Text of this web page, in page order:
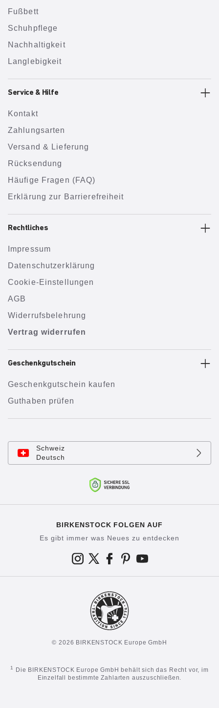
Fußbett
Schuhpflege
Nachhaltigkeit
Langlebigkeit
Service & Hilfe
Kontakt
Zahlungsarten
Versand & Lieferung
Rücksendung
Häufige Fragen (FAQ)
Erklärung zur Barrierefreiheit
Rechtliches
Impressum
Datenschutzerklärung
Cookie-Einstellungen
AGB
Widerrufsbelehrung
Vertrag widerrufen
Geschenkgutschein
Geschenkgutschein kaufen
Guthaben prüfen
Schweiz
Deutsch
BIRKENSTOCK FOLGEN AUF
Es gibt immer was Neues zu entdecken
© 2026 BIRKENSTOCK Europe GmbH
1
Die BIRKENSTOCK Europe GmbH behält sich das Recht vor, im
Einzelfall bestimmte Zahlarten auszuschließen.